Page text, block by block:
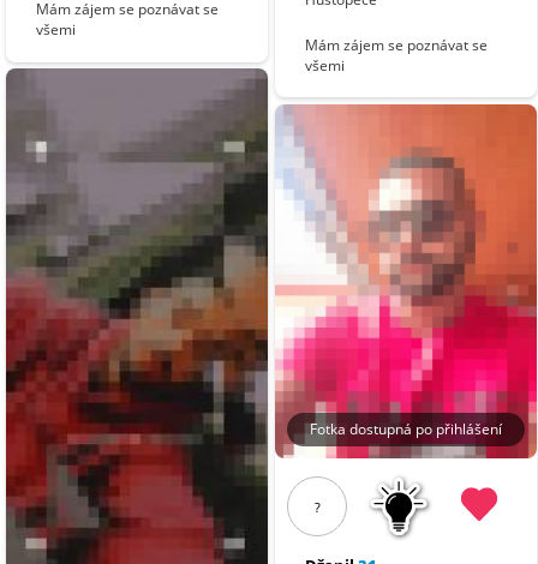
Mám zájem se poznávat se
všemi
Mám zájem se poznávat se
všemi
Fotka dostupná po přihlášení
?